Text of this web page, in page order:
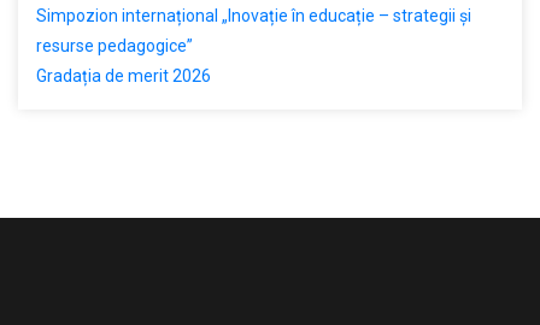
Simpozion internațional „Inovație în educație – strategii și
resurse pedagogice”
Gradația de merit 2026